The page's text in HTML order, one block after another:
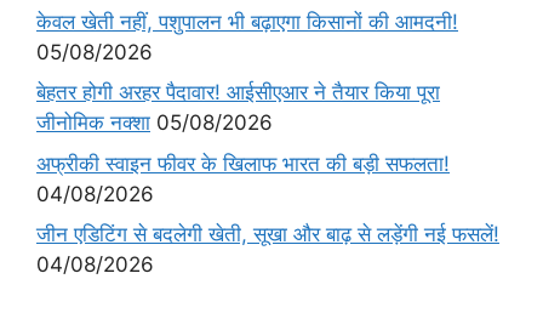
केवल खेती नहीं, पशुपालन भी बढ़ाएगा किसानों की आमदनी!
05/08/2026
बेहतर होगी अरहर पैदावार! आईसीएआर ने तैयार किया पूरा
जीनोमिक नक्शा 05/08/2026
अफ्रीकी स्वाइन फीवर के खिलाफ भारत की बड़ी सफलता!
04/08/2026
जीन एडिटिंग से बदलेगी खेती, सूखा और बाढ़ से लड़ेंगी नई फसलें!
04/08/2026